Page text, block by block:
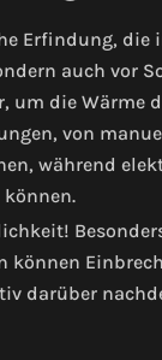
Erfindung,
auch vor
um die Wärme
von
während
können
darüber